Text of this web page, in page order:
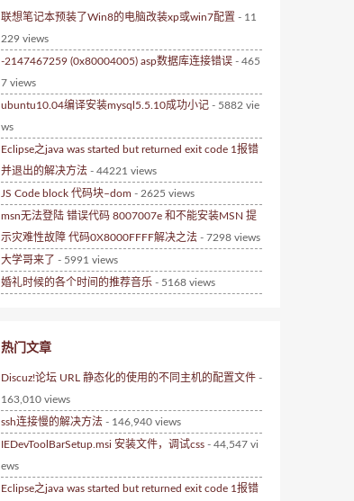
联想笔记本预装了Win8的电脑改装xp或win7配置 - 11
229 views
-2147467259 (0x80004005) asp数据库连接错误 - 465
7 views
ubuntu10.04编译安装mysql5.5.10成功小记 - 5882 vie
ws
Eclipse之java was started but returned exit code 1报错
并退出的解决方法 - 44221 views
JS Code block 代码块–dom - 2625 views
msn无法登陆 错误代码 8007007e 和不能安装MSN 提
示灾难性故障 代码0X8000FFFF解决之法 - 7298 views
大学哥来了 - 5991 views
婚礼时候的各个时间的推荐音乐 - 5168 views
热门文章
Discuz!论坛 URL 静态化的使用的不同主机的配置文件 -
163,010 views
ssh连接慢的解决方法 - 146,940 views
IEDevToolBarSetup.msi 安装文件，调试css - 44,547 vi
ews
Eclipse之java was started but returned exit code 1报错